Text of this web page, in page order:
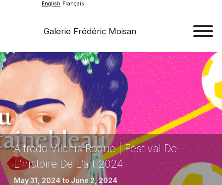
English Français
Galerie Frédéric Moisan
Alfredo Vilchis Roque | Festival De
L’histoire De L’art 2024
May 31, 2024 to June 2, 2024